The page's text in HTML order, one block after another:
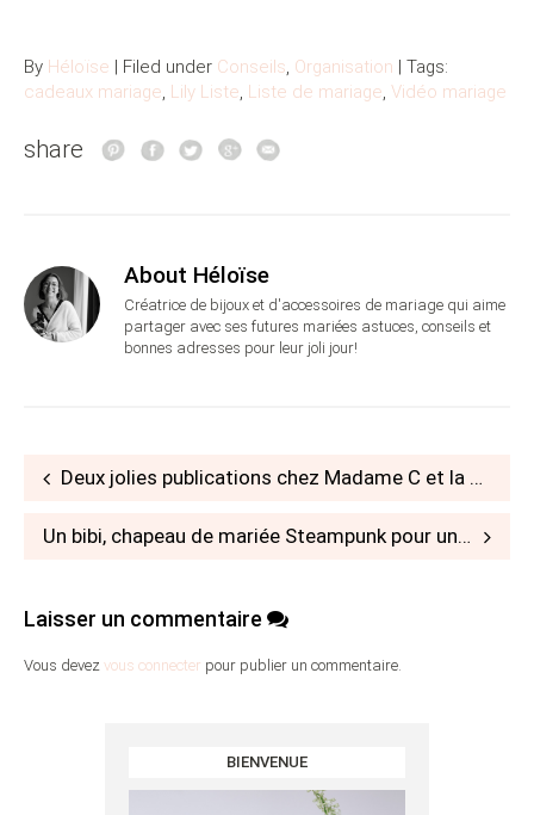
By Héloïse | Filed under Conseils Organisation | Tags:
cadeaux mariage Lily Liste Liste de mariage Vidéo mariage
share
About Héloïse
Créatrice de bijoux et d'accessoires de mariage qui aime
partager avec ses futures mariées astuces, conseils et
bonnes adresses pour leur joli jour!
PostDeux jolies publications chez Madame C et la Mariée en colère
Un bibi, chapeau de mariée Steampunk pour une commande particulière
Laisser un commentaire
Vous devez vous connecter pour publier un commentaire.
BIENVENUE